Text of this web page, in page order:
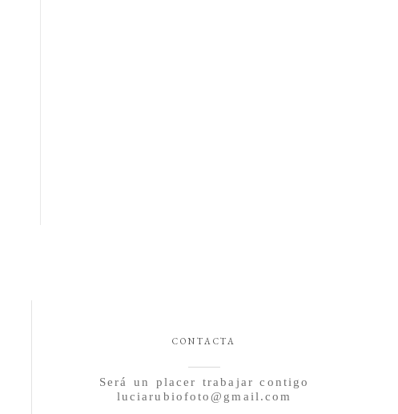
Será un placer trabajar contigo
luciarubiofoto@gmail.com
CONTACTA